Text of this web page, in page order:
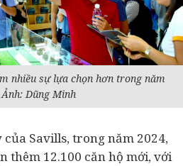
nhiều sự lựa chọn hơn trong năm
Dũng Minh
của Savills, trong năm 2024,
thêm 12.100 căn hộ mới, với